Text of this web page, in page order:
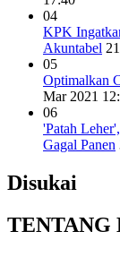
04
KPK
Akuntabel
05
Optimalkan
Mar 2021
06
'Patah
Gagal Panen
Disukai